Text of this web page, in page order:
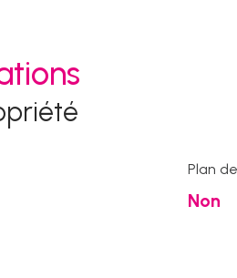
Plan
Non